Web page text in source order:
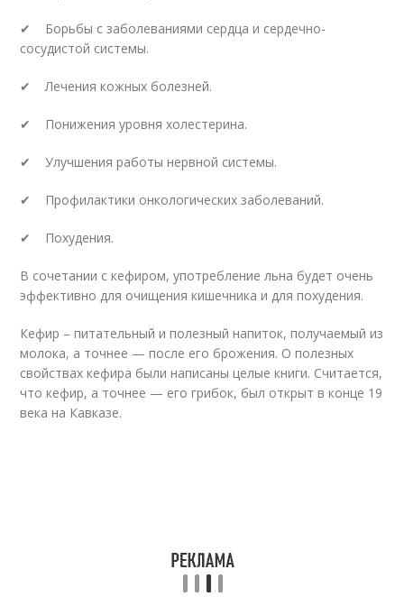
✔ Борьбы с заболеваниями сердца и сердечно-
сосудистой системы.
✔ Лечения кожных болезней.
✔ Понижения уровня холестерина.
✔ Улучшения работы нервной системы.
✔ Профилактики онкологических заболеваний.
✔ Похудения.
В сочетании с кефиром, употребление льна будет очень
эффективно для очищения кишечника и для похудения.
Кефир – питательный и полезный напиток, получаемый из
молока, а точнее — после его брожения. О полезных
свойствах кефира были написаны целые книги. Считается,
что кефир, а точнее — его грибок, был открыт в конце 19
века на Кавказе.